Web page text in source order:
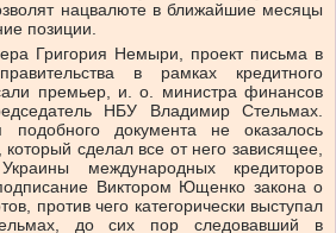
нацвалюте в ближайшие месяцы
позиции.
Григория Немыри, проект письма в
в рамках кредитного
премьер, и. о. министра финансов
НБУ Владимир Стельмах.
подобного документа не оказалось
сделал все от него зависящее,
международных кредиторов
Виктором Ющенко закона о
против чего категорически выступал
до сих пор следовавший в